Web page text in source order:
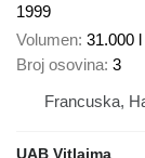
1999
Volumen 31.000 l
Broj osovina 3
Francuska,
UAB Vitlaima